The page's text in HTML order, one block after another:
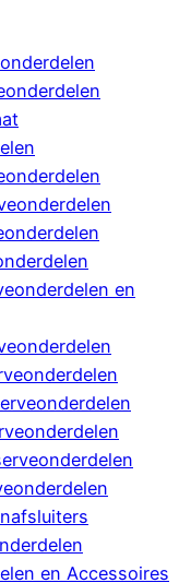
en
en Accessoires